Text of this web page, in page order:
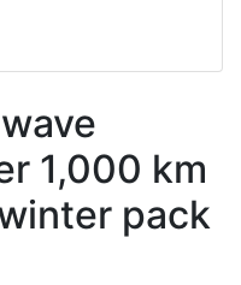
1,000 km
pack